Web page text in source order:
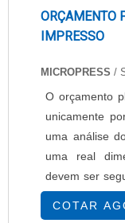
ORÇAMENTO
IMPRESSO
MICROPRESS /
O orçamento
unicamente
uma análise
uma real
devem ser
destas placas
os custos e
COTAR